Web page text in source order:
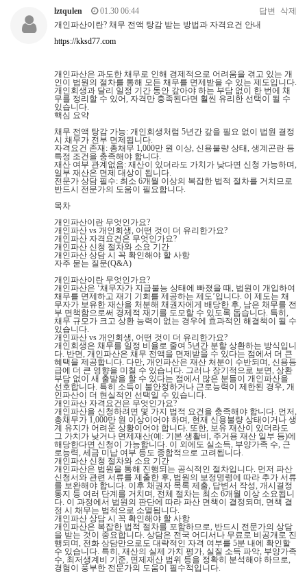
lztqulen 01.30 06:44 답변
삭제
개인파산이란? 채무 전액 탕감 받는 방법과 자격요건 안내
https://kksd77.com
개인파산은 과도한 채무로 인해 경제적으로 어려움을 겪고 있는 개
인이 법원의 절차를 통해 모든 채무를 면제받을 수 있는 제도입니다.
개인회생과 달리 일정 기간 동안 갚아야 하는 부담 없이 한 번에 채
무를 정리할 수 있어, 자격만 충족된다면 훨씬 유리한 선택이 될 수
있습니다.
핵심 요약
채무 전액 탕감 가능: 개인회생처럼 5년간 갚을 필요 없이 법원 결정
시 채무가 전부 면제됩니다.
자격요건 존재: 총채무 1,000만 원 이상, 신용불량 상태, 생계곤란 등
특정 조건을 충족해야 합니다.
재산 여부 관계없음: 재산이 있더라도 가치가 낮다면 신청 가능하며,
일부 재산은 면제 대상이 됩니다.
전문가 상담 필수: 최소 6개월 이상의 복잡한 법적 절차를 거치므로
반드시 전문가의 도움이 필요합니다.
목차
개인파산이란 무엇인가요?
개인파산 vs 개인회생, 어떤 것이 더 유리한가요?
개인파산 자격요건은 무엇인가요?
개인파산 신청 절차와 소요 기간
개인파산 상담 시 꼭 확인해야 할 사항
자주 묻는 질문(Q&A)
개인파산이란 무엇인가요?
개인파산은 ‘채무자가 지급불능 상태에 빠졌을 때, 법원이 개입하여
채무를 면제하고 재기 기회를 제공하는 제도’입니다. 이 제도는 채
무자가 보유한 재산을 처분해 채권자에게 배당한 후, 남은 채무를 전
부 면책함으로써 경제적 재기를 도모할 수 있도록 돕습니다. 특히,
채무 규모가 크고 상환 능력이 없는 경우에 효과적인 해결책이 될 수
있습니다.
개인파산 vs 개인회생, 어떤 것이 더 유리한가요?
개인회생은 채무를 일정 비율로 줄여 5년간 분할 상환하는 방식입니
다. 반면, 개인파산은 채무 전액을 면제받을 수 있다는 점에서 더 큰
혜택을 제공합니다. 다만, 개인파산은 재산 처분이 수반되며, 신용등
급에 더 큰 영향을 미칠 수 있습니다. 그러나 장기적으로 보면, 상환
부담 없이 새 출발을 할 수 있다는 점에서 많은 분들이 개인파산을
선호합니다. 특히 소득이 불안정하거나 근로능력이 제한된 경우, 개
인파산이 더 현실적인 선택일 수 있습니다.
개인파산 자격요건은 무엇인가요?
개인파산을 신청하려면 몇 가지 법적 요건을 충족해야 합니다. 먼저,
총채무가 1,000만 원 이상이어야 하며, 현재 신용불량 상태이거나 생
계 유지가 어려운 상황이어야 합니다. 또한, 보유 재산이 있더라도
그 가치가 낮거나 면제재산(예: 기본 생활비, 주거용 재산 일부 등)에
해당한다면 신청이 가능합니다. 이 외에도 실소득, 부양가족 수, 근
로능력, 세금 미납 여부 등도 종합적으로 고려됩니다.
개인파산 신청 절차와 소요 기간
개인파산은 법원을 통해 진행되는 공식적인 절차입니다. 먼저 파산
신청서와 관련 서류를 제출한 후, 법원의 보정명령에 따라 추가 서류
를 보완해야 합니다. 이후 채권자 목록 제출, 답변서 작성, 개시결정
통지 등 여러 단계를 거치며, 전체 절차는 최소 6개월 이상 소요됩니
다. 이 과정에서 법원의 판단에 따라 파산 면책이 결정되며, 면책 결
정 시 채무는 법적으로 소멸됩니다.
개인파산 상담 시 꼭 확인해야 할 사항
개인파산은 복잡한 법적 절차를 포함하므로, 반드시 전문가의 상담
을 받는 것이 중요합니다. 상담은 전국 어디서나 무료로 비공개로 진
행되며, 전화 상담만으로도 대략적인 자격 여부를 5분 내에 확인할
수 있습니다. 특히, 재산의 실제 가치 평가, 실질 소득 파악, 부양가족
수, 최저생계비 기준, 면제재산 범위 등을 정확히 분석해야 하므로,
경험이 풍부한 전문가의 도움이 필수적입니다.